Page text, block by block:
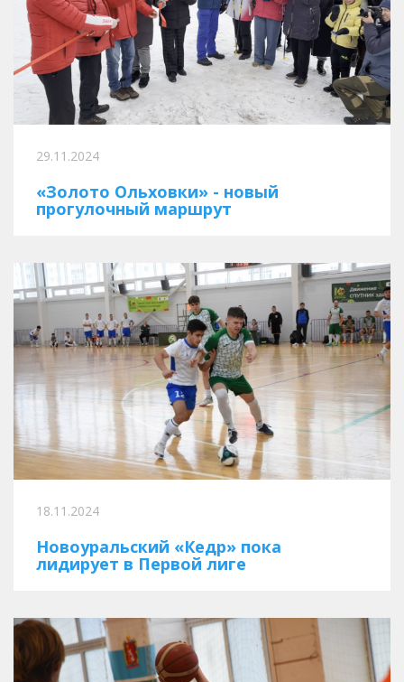
29.11.2024
«Золото Ольховки» - новый
прогулочный маршрут
18.11.2024
Новоуральский «Кедр» пока
лидирует в Первой лиге